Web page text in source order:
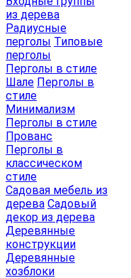
из дерева
Радиусные
перголы Типовые
перголы
Перголы в стиле
Шале Перголы в
стиле
Минимализм
Перголы в стиле
Прованс
Перголы в
классическом
стиле
Садовая мебель из
дерева Садовый
декор из дерева
Деревянные
конструкции
Деревянные
хозблоки